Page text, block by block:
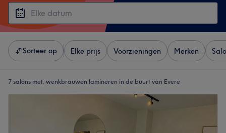
Sorteer op Elke prijs Voorzieningen Merken
7 salons met: wenkbrauwen lamineren in de buurt van Evere